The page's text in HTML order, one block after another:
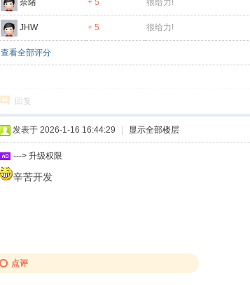
奈绪 + 5 很给力!
JHW + 5 很给力!
查看全部评分
回复
发表于 2026-1-16 16:44:29 显示全部楼层
---> 升级权限
辛苦开发
点评